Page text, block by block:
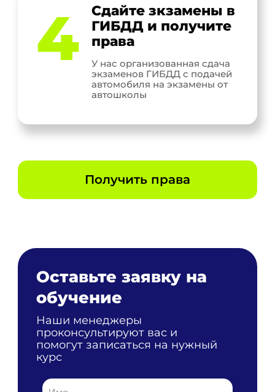
4
Сдайте зкзамены в
ГИБДД и получите
права
У нас организованная сдача
экзаменов ГИБДД с подачей
автомобиля на экзамены от
автошколы
Получить права
Оставьте заявку на
обучение
Наши менеджеры
проконсультируют вас и
помогут записаться на нужный
курс